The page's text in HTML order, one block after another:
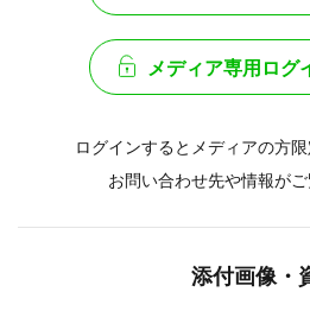
メディア専用ログ
ログインするとメディアの方
お問い合わせ先や情報が
添付画像・